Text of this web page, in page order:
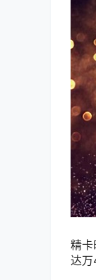
精卡
达